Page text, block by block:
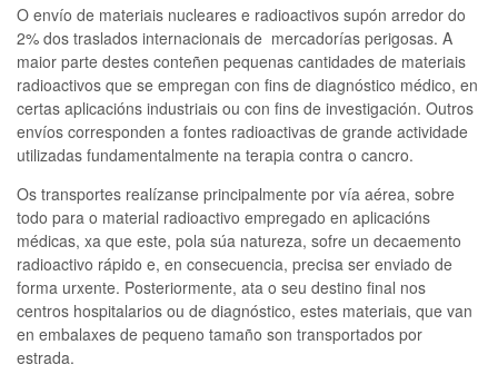
O envío de materiais nucleares e radioactivos supón arredor do
2% dos traslados internacionais de mercadorías perigosas. A
maior parte destes conteñen pequenas cantidades de materiais
radioactivos que se empregan con fins de diagnóstico médico, en
certas aplicacións industriais ou con fins de investigación. Outros
envíos corresponden a fontes radioactivas de grande actividade
utilizadas fundamentalmente na terapia contra o cancro.
Os transportes realízanse principalmente por vía aérea, sobre
todo para o material radioactivo empregado en aplicacións
médicas, xa que este, pola súa natureza, sofre un decaemento
radioactivo rápido e, en consecuencia, precisa ser enviado de
forma urxente. Posteriormente, ata o seu destino final nos
centros hospitalarios ou de diagnóstico, estes materiais, que van
en embalaxes de pequeno tamaño son transportados por
estrada.